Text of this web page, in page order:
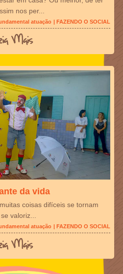
nos per...
| FAZENDO O SOCIAL
atuação
da vida
coisas difíceis se tornam
valoriz...
| FAZENDO O SOCIAL
atuação